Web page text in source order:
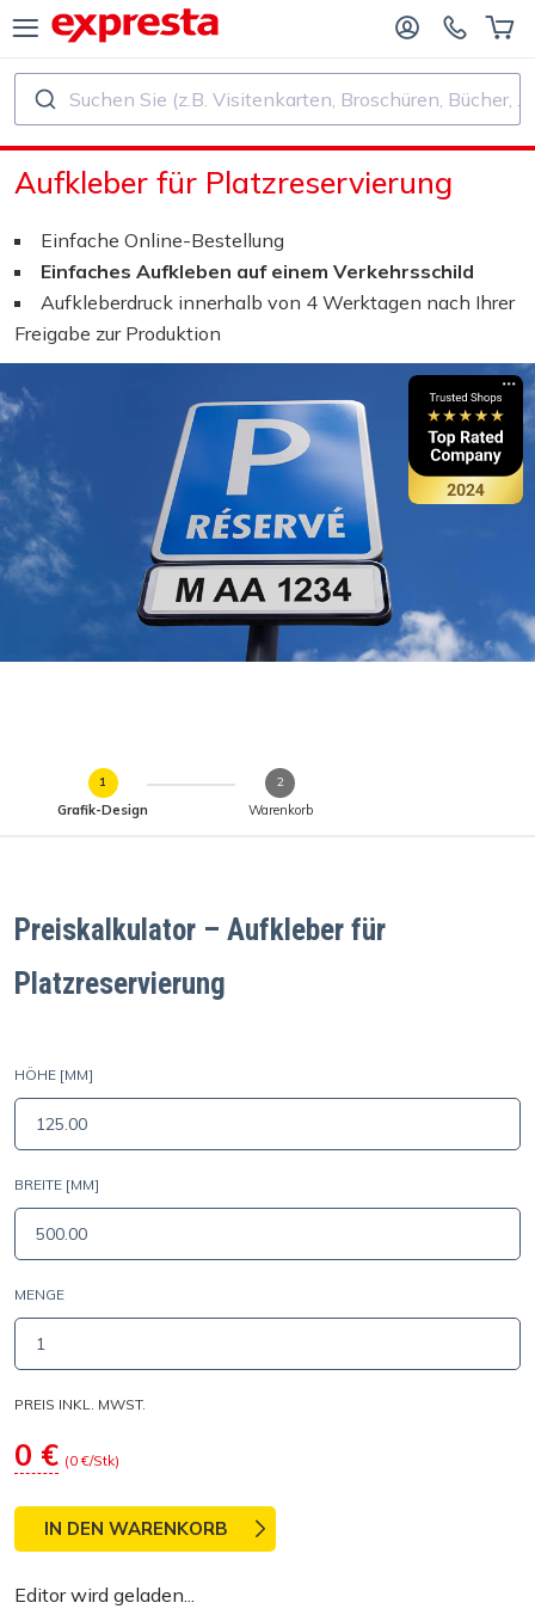
Druck
Aufkleber und Etiketten
Kalender
Stempel herstellen
PRODUKTE
VERLAGE UND AUTOREN
BUCHVERLAGE
Suchen Sie (z.B. Visitenkarten, Broschüren, Bücher, ...)
Aufkleber für Platzreservierung
Einfache Online-Bestellung
Einfaches Aufkleben auf einem Verkehrsschild
Aufkleberdruck innerhalb von 4 Werktagen nach Ihrer
Freigabe zur Produktion
Grafik-Design Warenkorb
Preiskalkulator – Aufkleber für
Platzreservierung
HÖHE [MM]
BREITE [MM]
MENGE
PREIS INKL. MWST.
0 € (0€/Stk)
IN DEN WARENKORB
Editor wird geladen...